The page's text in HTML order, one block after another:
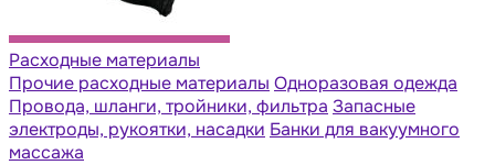
Расходные материалы
Прочие расходные материалы Одноразовая одежда
Провода, шланги, тройники, фильтра Запасные
электроды, рукоятки, насадки Банки для вакуумного
массажа